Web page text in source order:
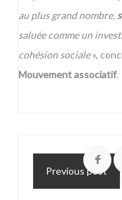
au plus grand nombre,
saluée comme un
cohésion sociale»,
Mouvement associatif.
Previous post